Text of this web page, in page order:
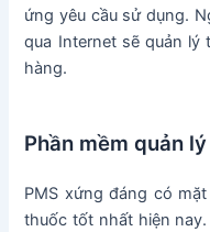
ứng yêu cầu sử dụng.
qua Internet sẽ quản lý
hàng.
Phần mềm quản
PMS xứng đáng có
thuốc tốt nhất hiện